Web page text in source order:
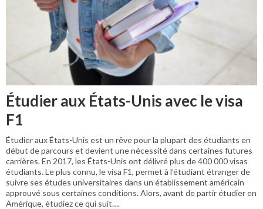
Étudier aux États-Unis avec le visa
F1
Étudier aux États-Unis est un rêve pour la plupart des étudiants en
début de parcours et devient une nécessité dans certaines futures
carrières. En 2017, les États-Unis ont délivré plus de 400 000 visas
étudiants. Le plus connu, le visa F1, permet à l’étudiant étranger de
suivre ses études universitaires dans un établissement américain
approuvé sous certaines conditions. Alors, avant de partir étudier en
Amérique, étudiez ce qui suit….